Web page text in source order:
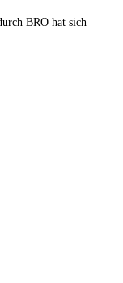
BRO hat sich